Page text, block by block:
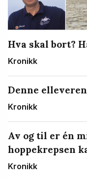
Hva skal bort?
Kronikk
Denne
Kronikk
Av og til er én
hoppekrepsen
Kronikk